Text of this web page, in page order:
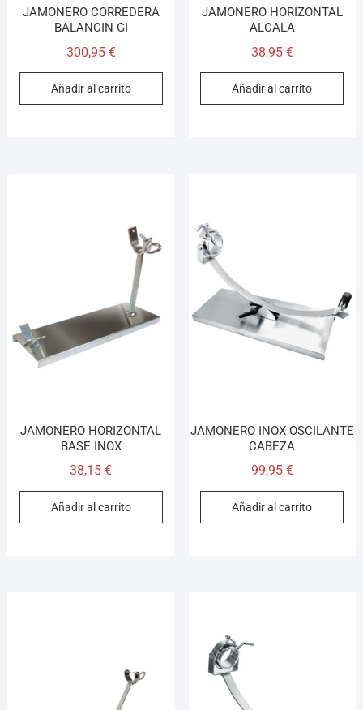
JAMONERO CORREDERA
BALANCIN GI
300,95 €
Añadir al carrito
JAMONERO HORIZONTAL
ALCALA
38,95 €
Añadir al carrito
JAMONERO HORIZONTAL
BASE INOX
38,15€
Añadir al carrito
JAMONERO INOX OSCILANTE
CABEZA
99,95 €
Añadir al carrito